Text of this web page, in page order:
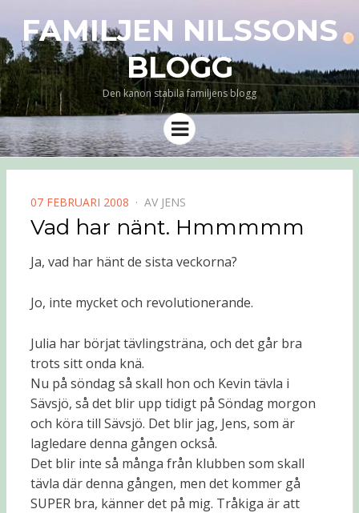
FAMILJEN NILSSONS
BLOGG
Den kanon stabila familjens blogg
Meny
PUBLICERAD
DEN
07 FEBRUARI 2008 AV JENS
Vad har nänt. Hmmmmm
Ja, vad har hänt de sista veckorna?
Jo, inte mycket och revolutionerande.
Julia har börjat tävlingsträna, och det går bra
trots sitt onda knä.
Nu på söndag så skall hon och Kevin tävla i
Sävsjö, så det blir upp tidigt på Söndag morgon
och köra till Sävsjö. Det blir jag, Jens, som är
lagledare denna gången också.
Det blir inte så många från klubben som skall
tävla där denna gången, men det kommer gå
SUPER bra, känner det på mig. Tråkiga är att